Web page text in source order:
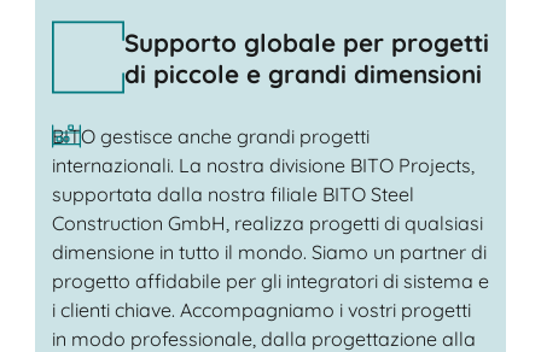
Supporto globale per progetti
di piccole e grandi dimensioni
BITO gestisce anche grandi progetti
internazionali. La nostra divisione BITO Projects,
supportata dalla nostra filiale BITO Steel
Construction GmbH, realizza progetti di qualsiasi
dimensione in tutto il mondo. Siamo un partner di
progetto affidabile per gli integratori di sistema e
i clienti chiave. Accompagniamo i vostri progetti
in modo professionale, dalla progettazione alla